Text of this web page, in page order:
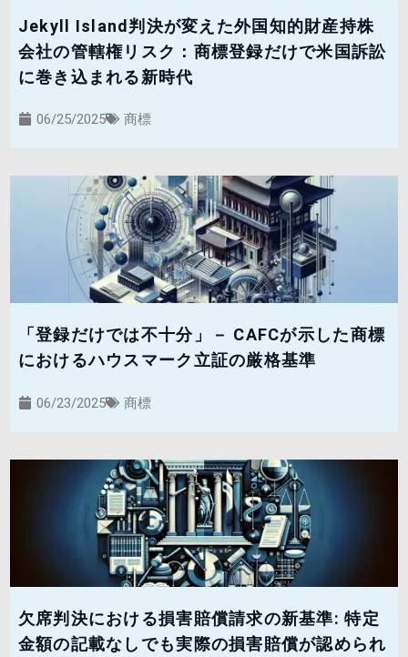
Jekyll Island判決が変えた外国知的財産持株
会社の管轄権リスク：商標登録だけで米国訴訟
に巻き込まれる新時代
06/25/2025 商標
「登録だけでは不十分」－ CAFCが示した商標
におけるハウスマーク立証の厳格基準
06/23/2025 商標
欠席判決における損害賠償請求の新基準: 特定
金額の記載なしでも実際の損害賠償が認められ